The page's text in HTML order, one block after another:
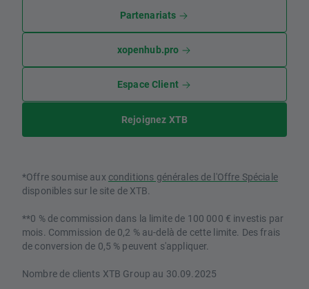
Partenariats
xopenhub.pro
Espace Client
Rejoignez XTB
*Offre soumise aux conditions générales de l'Offre Spéciale
disponibles sur le site de XTB.
**0 % de commission dans la limite de 100 000 € investis par
mois. Commission de 0,2 % au-delà de cette limite. Des frais
de conversion de 0,5 % peuvent s'appliquer.
Nombre de clients XTB Group au 30.09.2025